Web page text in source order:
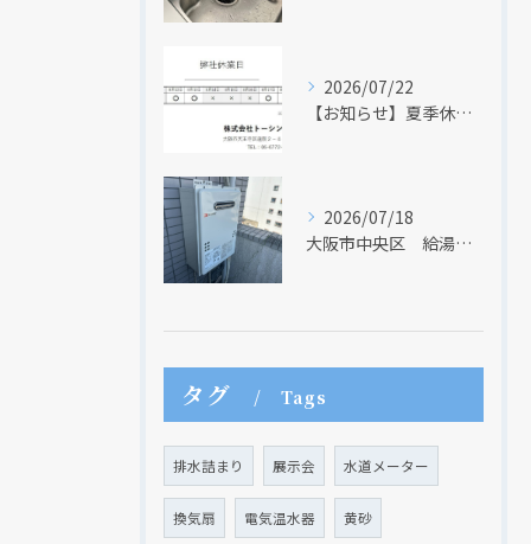
2026/07/22
【お知らせ】夏季休業日のお知らせ【２０２６年】
2026/07/18
大阪市中央区 給湯器のリモコンが無くても、リモコンを設置する方法はあります
タグ Tags
排水詰まり 展示会 水道メーター
換気扇 電気温水器 黄砂